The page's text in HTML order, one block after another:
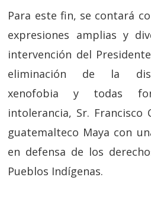
Para este fin, se contará
expresiones amplias y
intervención del
eliminación de la
xenofobia y todas
intolerancia, Sr.
guatemalteco Maya con
en defensa de los
Pueblos Indígenas.